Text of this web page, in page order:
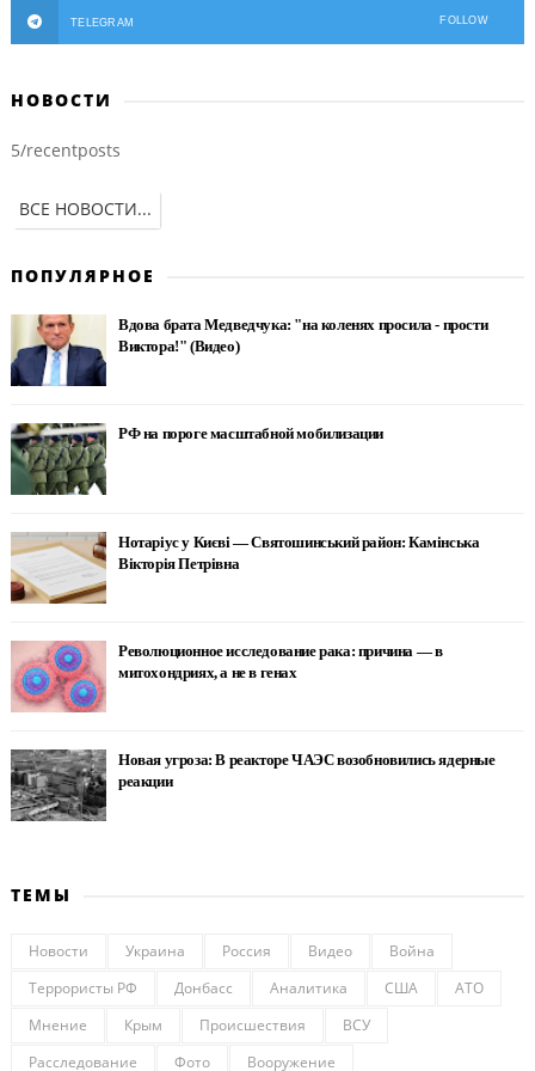
TELEGRAM FOLLOW
НОВОСТИ
5/recentposts
ВСЕ НОВОСТИ...
ПОПУЛЯРНОЕ
Вдова брата Медведчука: "на коленях просила - прости
Виктора!" (Видео)
РФ на пороге масштабной мобилизации
Нотаріус у Києві — Святошинський район: Камінська
Вікторія Петрівна
Революционное исследование рака: причина — в
митохондриях, а не в генах
Новая угроза: В реакторе ЧАЭС возобновились ядерные
реакции
ТЕМЫ
Новости Украина Россия Видео
Война
Террористы РФ
Донбасс Аналитика США
АТО
Мнение
Крым Происшествия
ВСУ
Расследование
Фото Вооружение